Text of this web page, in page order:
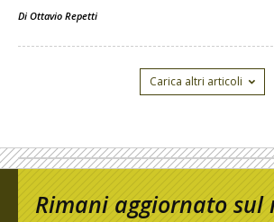
Di Ottavio Repetti
Carica altri articoli
Rimani aggiornato sul